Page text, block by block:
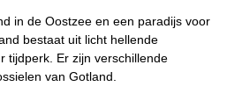
in de Oostzee en een paradijs voor
bestaat uit licht hellende
tijdperk. Er zijn verschillende
van Gotland.